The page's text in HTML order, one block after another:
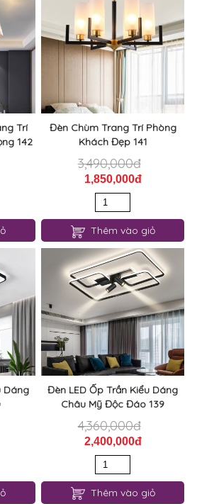
Trí
142
Đèn Chùm Trang Trí Phòng
Khách Đẹp 141
3,490,000đ
1,850,000đ
Thêm vào giỏ
Dáng
Đèn LED Ốp Trần Kiểu Dáng
Châu Mỹ Độc Đáo 139
4,360,000đ
2,400,000đ
Thêm vào giỏ